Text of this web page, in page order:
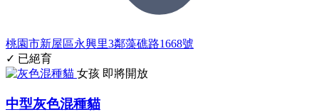
桃園市新屋區永興里3鄰藻礁路1668號
✓ 已絕育
女孩 即將開放
中型灰色混種貓